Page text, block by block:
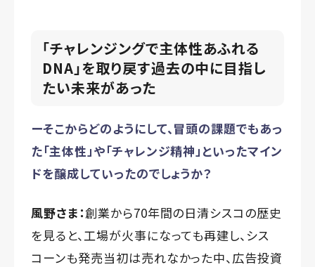
「チャレンジングで主体性あふれる
DNA」を取り戻す――過去の中に目指し
たい未来があった
ーそこからどのようにして、冒頭の課題でもあっ
た「主体性」や「チャレンジ精神」といったマイン
ドを醸成していったのでしょうか？
風野さま：創業から70年間の日清シスコの歴史
を見ると、工場が火事になっても再建し、シス
コーンも発売当初は売れなかった中、広告投資